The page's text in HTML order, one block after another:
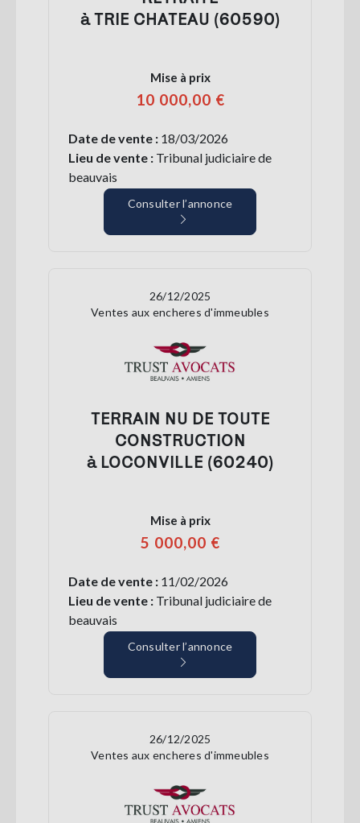
à TRIE CHATEAU (60590)
Mise à prix
10 000,00 €
Date de vente : 18/03/2026
Lieu de vente : Tribunal judiciaire de
beauvais
Consulter l’annonce
26/12/2025
Ventes aux encheres d'immeubles
TERRAIN NU DE TOUTE
CONSTRUCTION
à LOCONVILLE (60240)
Mise à prix
5 000,00 €
Date de vente : 11/02/2026
Lieu de vente : Tribunal judiciaire de
beauvais
Consulter l’annonce
26/12/2025
Ventes aux encheres d'immeubles